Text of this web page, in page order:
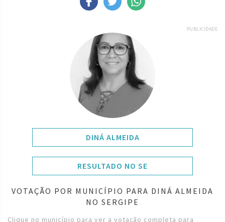
PUBLICIDADE
DINÁ ALMEIDA
RESULTADO NO SE
VOTAÇÃO POR MUNICÍPIO PARA DINÁ ALMEIDA
NO SERGIPE
Clique no município para ver a votação completa para